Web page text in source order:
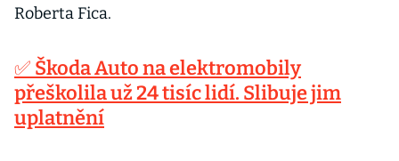
Roberta Fica.
✅ Škoda Auto na elektromobily
přeškolila už 24 tisíc lidí. Slibuje jim
uplatnění